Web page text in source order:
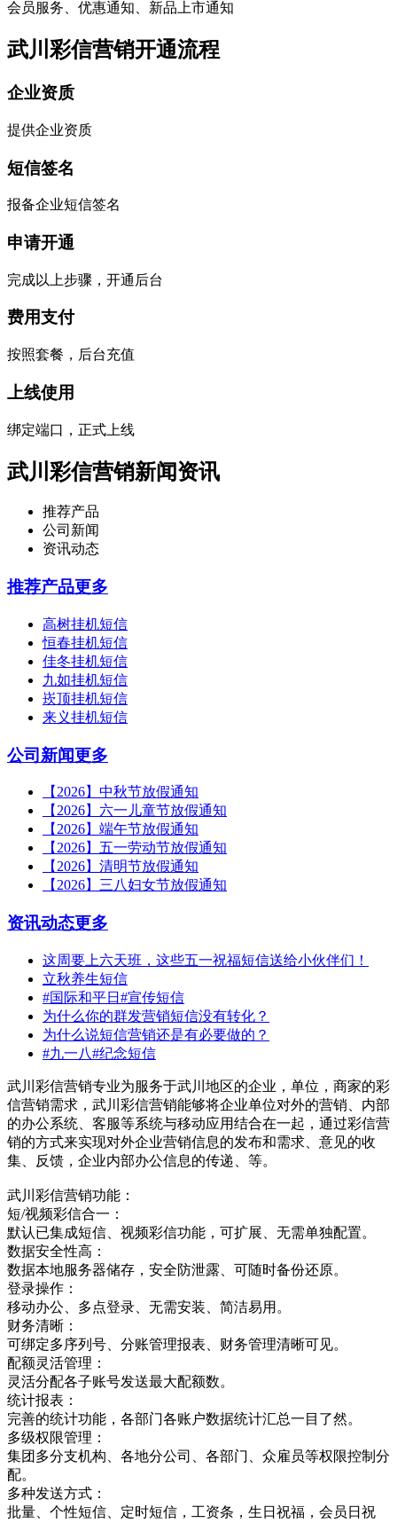
会员服务、优惠通知、新品上市通知
武川彩信营销开通流程
企业资质
提供企业资质
短信签名
报备企业短信签名
申请开通
完成以上步骤，开通后台
费用支付
按照套餐，后台充值
上线使用
绑定端口，正式上线
武川彩信营销新闻资讯
推荐产品
公司新闻
资讯动态
推荐产品更多
高树挂机短信
恒春挂机短信
佳冬挂机短信
九如挂机短信
崁顶挂机短信
来义挂机短信
公司新闻更多
【2026】中秋节放假通知
【2026】六一儿童节放假通知
【2026】端午节放假通知
【2026】五一劳动节放假通知
【2026】清明节放假通知
【2026】三八妇女节放假通知
资讯动态更多
这周要上六天班，这些五一祝福短信送给小伙伴们！
立秋养生短信
#国际和平日#宣传短信
为什么你的群发营销短信没有转化？
为什么说短信营销还是有必要做的？
#九一八#纪念短信
武川彩信营销专业为服务于武川地区的企业，单位，商家的彩
信营销需求，武川彩信营销能够将企业单位对外的营销、内部
的办公系统、客服等系统与移动应用结合在一起，通过彩信营
销的方式来实现对外企业营销信息的发布和需求、意见的收
集、反馈，企业内部办公信息的传递、等。
武川彩信营销功能：
短/视频彩信合一：
默认已集成短信、视频彩信功能，可扩展、无需单独配置。
数据安全性高：
数据本地服务器储存，安全防泄露、可随时备份还原。
登录操作：
移动办公、多点登录、无需安装、简洁易用。
财务清晰：
可绑定多序列号、分账管理报表、财务管理清晰可见。
配额灵活管理：
灵活分配各子账号发送最大配额数。
统计报表：
完善的统计功能，各部门各账户数据统计汇总一目了然。
多级权限管理：
集团多分支机构、各地分公司、各部门、众雇员等权限控制分
配。
多种发送方式：
批量、个性短信、定时短信，工资条，生日祝福，会员日祝